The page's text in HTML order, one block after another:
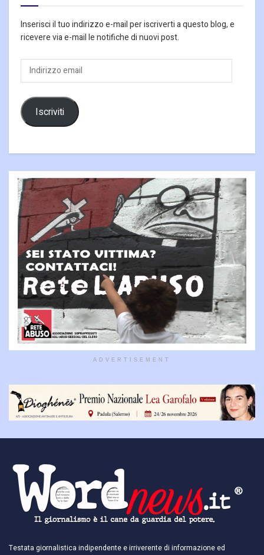
Inserisci il tuo indirizzo e-mail per iscriverti a questo blog, e
ricevere via e-mail le notifiche di nuovi post.
Indirizzo
email
Iscriviti
ADVERTISEMENT
Testata giornalistica indipendente e irriverente di informazione ed